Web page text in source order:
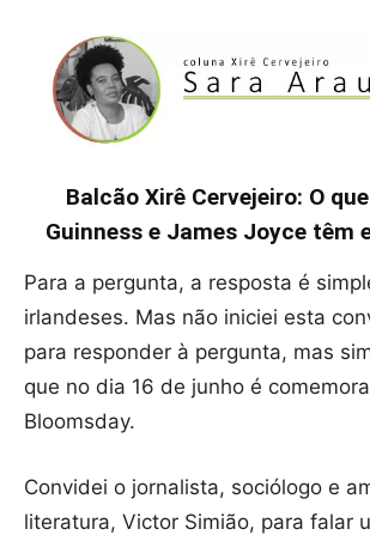
Balcão Xirê Cervejeiro: O
Guinness e James Joyce têm
Para a pergunta, a resposta é
irlandeses. Mas não iniciei esta
para responder à pergunta, mas
que no dia 16 de junho é
Bloomsday.
Convidei o jornalista, sociólogo e
literatura, Victor Simião, para falar